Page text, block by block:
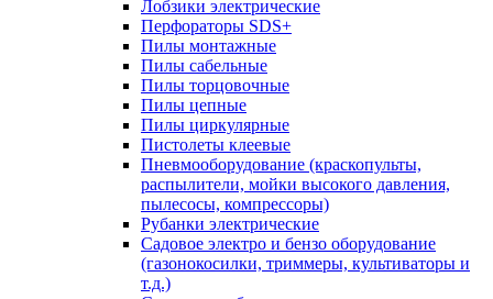
Лобзики электрические
Перфораторы SDS+
Пилы монтажные
Пилы сабельные
Пилы торцовочные
Пилы цепные
Пилы циркулярные
Пистолеты клеевые
Пневмооборудование (краскопульты,
распылители, мойки высокого давления,
пылесосы, компрессоры)
Рубанки электрические
Садовое электро и бензо оборудование
(газонокосилки, триммеры, культиваторы и
т.д.)